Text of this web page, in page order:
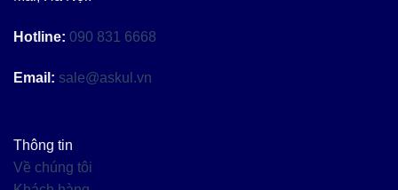
Hotline: 090 831 6668
Email: sale@askul.vn
Thông tin
Về chúng tôi